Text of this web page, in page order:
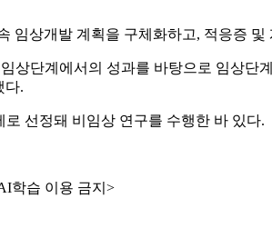
임상개발 계획을 구체화하고, 적응증
상단계에서의 성과를 바탕으로 임상
다.
선정돼 비임상 연구를 수행한 바 있다.
학습 이용 금지>